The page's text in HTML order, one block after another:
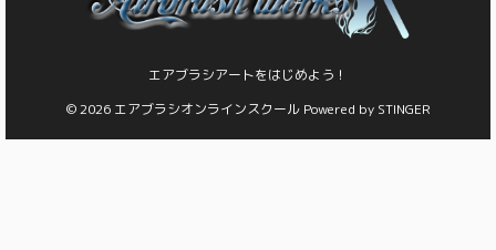
エアブラシアートをはじめよう！
© 2026 エアブラシオンラインスクール Powered by STINGER